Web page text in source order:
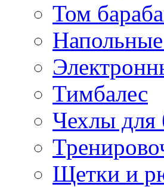
Том
Тимбалес
Чехлы для
Щетки и